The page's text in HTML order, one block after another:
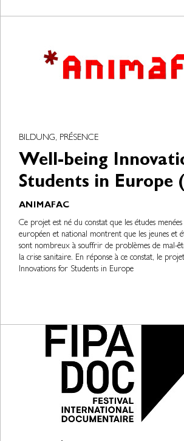
BILDUNG, PRÉSENCE
Well-being
Students in Europe
ANIMAFAC
Ce projet est né du constat que les études
européen et national montrent que les jeunes et
sont nombreux à souffrir de problèmes de mal-
la crise sanitaire. En réponse à ce constat, le
Innovations for Students in Europe